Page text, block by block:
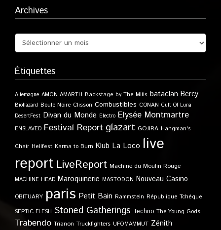
Archives
Étiquettes
Allemagne AMON AMARTH Backstage by The Mills bataclan Bercy
Biohazard Boule Noire Clisson Combustibles CONAN Cult Of Luna
DesertFest Divan du Monde Electro Elysée Montmartre
ENSLAVED Festival Report glazart GOJIRA Hangman's
Chair Hellfest Karma to Burn Klub La Loco live
report LiveReport Machine du Moulin Rouge
MACHINE HEAD Maroquinerie MASTODON Nouveau Casino
OBITUARY paris Petit Bain Rammstein République Tchèque
SEPTIC FLESH Stoned Gatherings Techno The Young Gods
Trabendo Trianon Truckfighters UFOMAMMUT Zénith